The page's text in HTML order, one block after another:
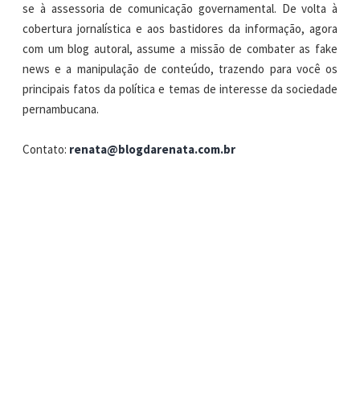
se à assessoria de comunicação governamental. De volta à
cobertura jornalística e aos bastidores da informação, agora
com um blog autoral, assume a missão de combater as fake
news e a manipulação de conteúdo, trazendo para você os
principais fatos da política e temas de interesse da sociedade
pernambucana.
Contato: renata@blogdarenata.com.br